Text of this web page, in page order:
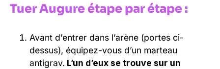
Tuer Augure étape par étape :
Avant d’entrer dans l’arène (portes ci-
dessus), équipez-vous d’un marteau
antigrav. L’un d’eux se trouve sur un